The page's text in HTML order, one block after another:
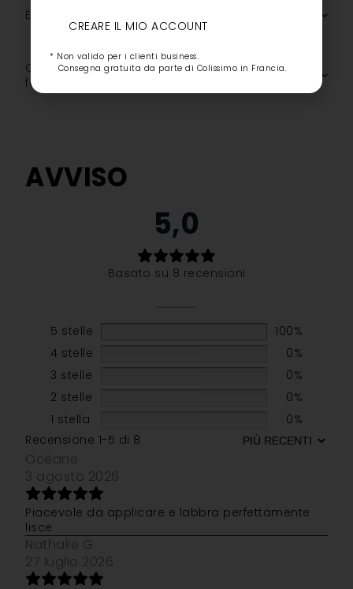
È adatta a tutti i tipi di labbra?
Quali sono gli ingredienti chiave della sua
formula?
AVVISO
5,0
Basato su 8 recensioni
5 stelle
100%
4 stelle
0%
3 stelle
0%
2 stelle
0%
1 stella
0%
Recensione 1-5 di 8
Océane
3 agosto 2026
Piacevole da applicare e labbra perfettamente
lisce
Nathalie G.
27 luglio 2026
CREARE IL MIO ACCOUNT
* Non valido per i clienti business.
Consegna gratuita da parte di Colissimo in Francia.